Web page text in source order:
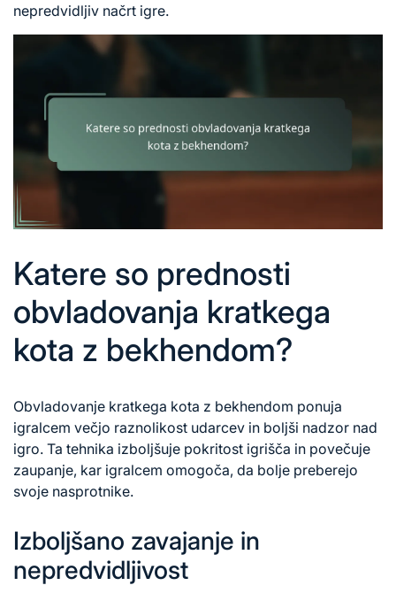
nepredvidljiv načrt igre.
Katere so prednosti
obvladovanja kratkega
kota z bekhendom?
Obvladovanje kratkega kota z bekhendom ponuja
igralcem večjo raznolikost udarcev in boljši nadzor nad
igro. Ta tehnika izboljšuje pokritost igrišča in povečuje
zaupanje, kar igralcem omogoča, da bolje preberejo
svoje nasprotnike.
Izboljšano zavajanje in
nepredvidljivost